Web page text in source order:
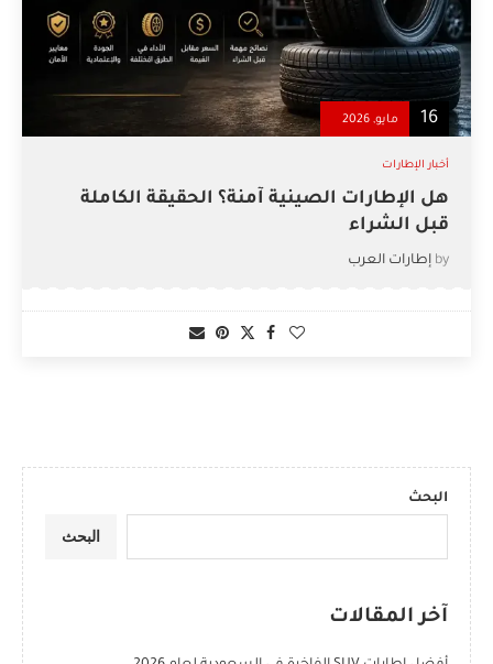
16 مايو, 2026
أخبار الإطارات
هل الإطارات الصينية آمنة؟ الحقيقة الكاملة
قبل الشراء
by إطارات العرب
البحث
البحث
آخر المقالات